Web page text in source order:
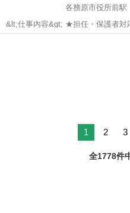
各務原市役所前駅
&lt;仕事内容&gt; ★担任・保護者
導案などの書類なし 担当クラス： 乳児またはクラスフリー お仕事内
1 2 3
全1778件